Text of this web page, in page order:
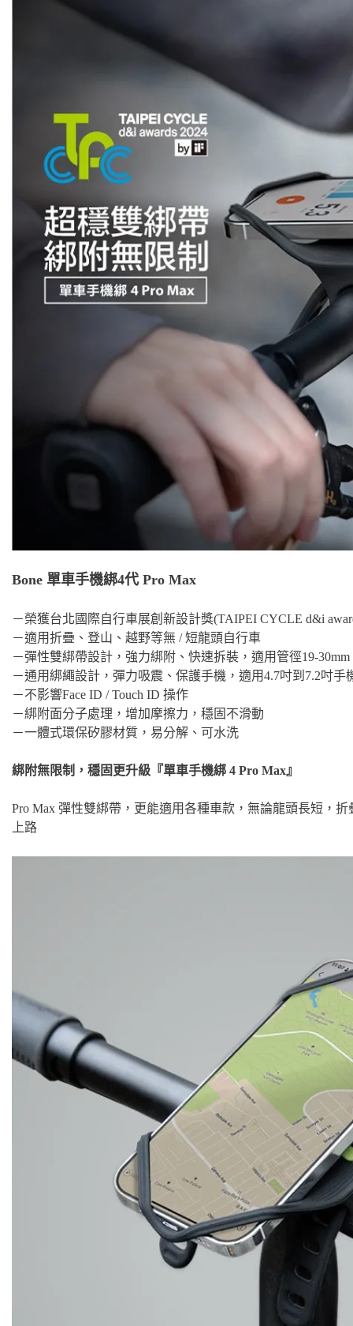
Bone 單車手機綁4代 Pro Max
－榮獲台北國際自行車展創新設計獎(TAIPEI CYCLE d&i
－適用折疊、登山、越野等無 / 短龍頭自行車
－彈性雙綁帶設計，強力綁附、快速拆裝，適用管徑19-30mm
－通用綁繩設計，彈力吸震、保護手機，適用4.7吋到7.2吋手
－不影響Face ID / Touch ID 操作
－綁附面分子處理，增加摩擦力，穩固不滑動
－一體式環保矽膠材質，易分解、可水洗
綁附無限制，穩固更升級『單車手機綁 4 Pro Max』
Pro Max 彈性雙綁帶，更能適用各種車款，無論龍頭長短，
上路